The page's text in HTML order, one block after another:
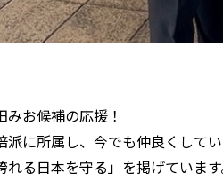
お候補の応援！
派に所属し、今でも仲良くして
る日本を守る」を掲げています